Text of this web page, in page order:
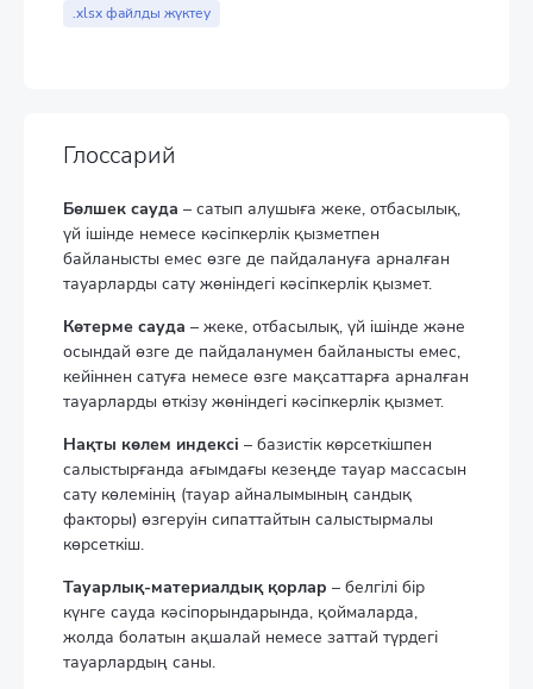
End of interactive chart.
.xlsx файлды жүктеу
Глоссарий
Бөлшек сауда – сатып алушыға жеке, отбасылық,
үй iшiнде немесе кәсiпкерлiк қызметпен
байланысты емес өзге де пайдалануға арналған
тауарларды сату жөнiндегi кәсiпкерлiк қызмет.
Көтерме сауда – жеке, отбасылық, үй iшiнде және
осындай өзге де пайдаланумен байланысты емес,
кейiннен сатуға немесе өзге мақсаттарға арналған
тауарларды өткiзу жөнiндегi кәсiпкерлiк қызмет.
Нақты көлем индексі – базистік көрсеткішпен
салыстырғанда ағымдағы кезеңде тауар массасын
сату көлемінің (тауар айналымының сандық
факторы) өзгеруін сипаттайтын салыстырмалы
көрсеткіш.
Тауарлық-материалдық қорлар – белгілі бір
күнге сауда кәсіпорындарында, қоймаларда,
жолда болатын ақшалай немесе заттай түрдегі
тауарлардың саны.